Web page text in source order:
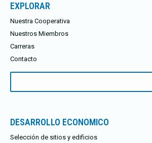
EXPLORAR
Nuestra Cooperativa
Nuestros Miembros
Carreras
Contacto
DESARROLLO ECONOMICO
Selección de sitios y edificios